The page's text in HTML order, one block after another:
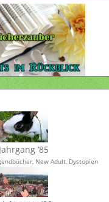
’85
New Adult, Dystopien